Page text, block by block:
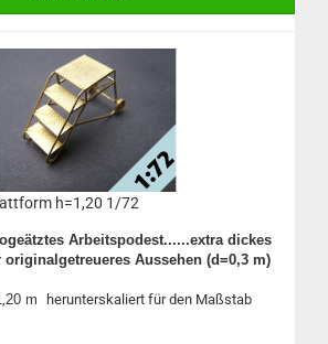
h=1,20 1/72
Arbeitspodest......extra dickes
originalgetreueres Aussehen (d=0,3 m)
,20 m
herunterskaliert für den Maßstab